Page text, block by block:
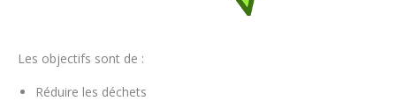
Les objectifs sont de :
Réduire les déchets